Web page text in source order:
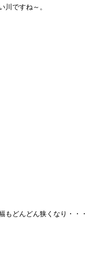
川ですね～。
もどんどん狭くなり・・・